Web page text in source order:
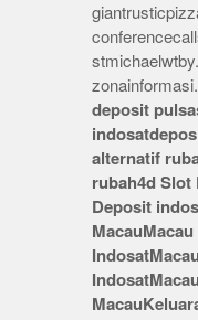
deposit pulsa
indosat
alternatif
rubah4d Slot
Deposit
Macau
Indosat
Indosat
Macau